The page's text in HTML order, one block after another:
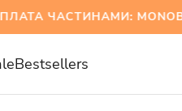
Bestsellers